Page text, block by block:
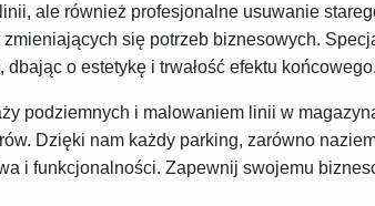
ale również profesjonalne usuwanie
się potrzeb biznesowych.
o estetykę i trwałość efektu
podziemnych i malowaniem linii w
Dzięki nam każdy parking, zarówno
i funkcjonalności. Zapewnij swojemu